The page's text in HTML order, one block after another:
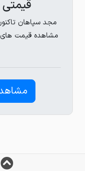
مجد سپاهان